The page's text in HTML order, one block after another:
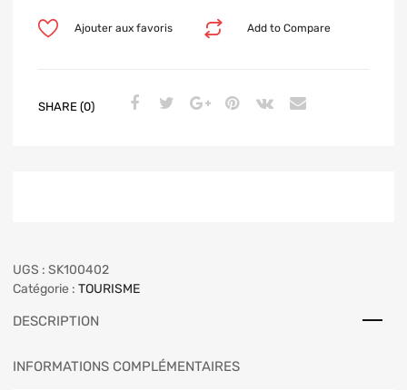
Add to Compare
Ajouter aux favoris
SHARE (0)
UGS : SK100402
Catégorie : TOURISME
DESCRIPTION
INFORMATIONS COMPLÉMENTAIRES